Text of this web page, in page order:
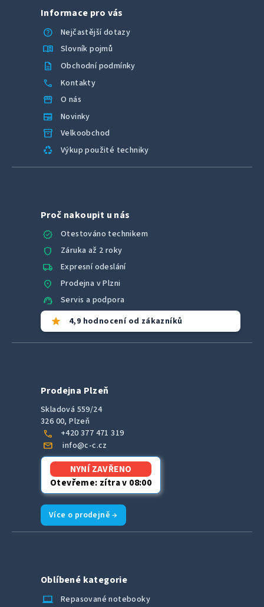
i
Informace pro vás
help
Nejčastější dotazy
menu_book Slovník pojmů
description Obchodní podmínky
call Kontakty
storefront O nás
newspaper Novinky
inventory_2 Velkoobchod
recycling Výkup použité techniky
Proč nakoupit u nás
verified
Otestováno technikem
shield Záruka až 2 roky
local_shipping Expresní odeslání
location_on Prodejna v Plzni
support_agent Servis a podpora
star 4,9 hodnocení od zákazníků
Prodejna Plzeň
Skladová 559/24
326 00, Plzeň
call +420 377 471 319
mail info@c-c.cz
NYNÍ ZAVŘENO
Otevřeme: zítra v 08:00
Více o prodejně →
Oblíbené kategorie
laptop_chromebook
Repasované notebooky